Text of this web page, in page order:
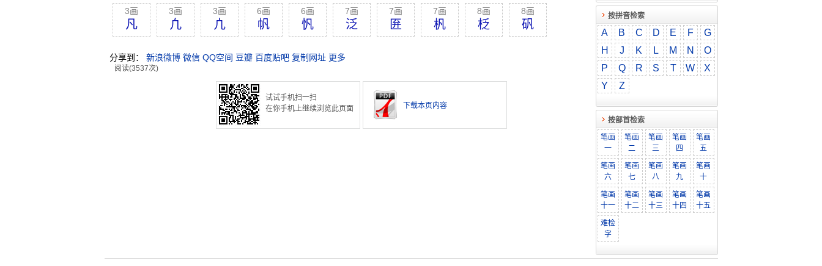
3画
凡
3画
凢
3画
凣
6画
帆
6画
忛
7画
泛
7画
匥
7画
杋
8画
柉
8画
矾
分享到： 新浪微博 微信 QQ空间 豆瓣 百度贴吧 复制网址 更多
阅读(3537次)
试试手机扫一扫
在你手机上继续浏览此页面
下载本页内容
按拼音检索
A B C D E F
G
H
J K L M N
O
P
Q R S T W
X
Y
Z
按部首检索
笔画
一
笔画
二
笔画
三
笔画
四
笔画
五
笔画
六
笔画
七
笔画
八
笔画
九
笔画
十
笔画
十一
笔画
十二
笔画
十三
笔画
十四
笔画
十五
难检
字